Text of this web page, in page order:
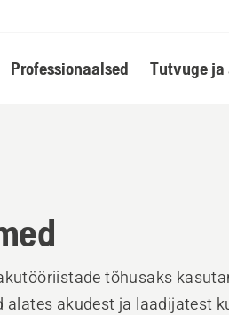
Professionaalsed Tutvuge ja
tõhusaks
alates akudest ja laadijatest